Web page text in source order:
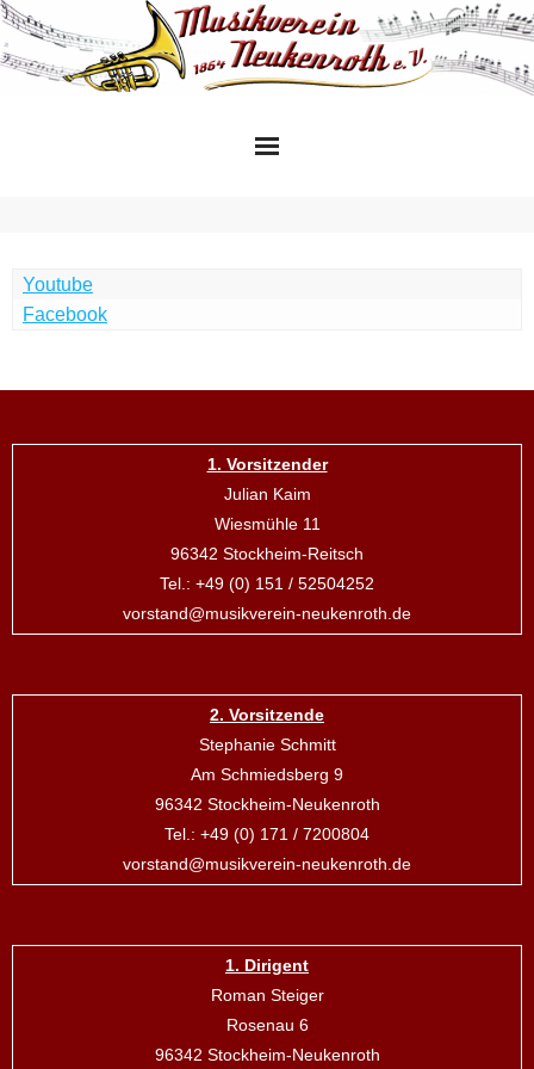
Skip
to
content
Youtube
Facebook
1. Vorsitzender
Julian Kaim
Wiesmühle 11
96342 Stockheim-Reitsch
Tel.: +49 (0) 151 / 52504252
vorstand@musikverein-neukenroth.de
2. Vorsitzende
Stephanie Schmitt
Am Schmiedsberg 9
96342 Stockheim-Neukenroth
Tel.: +49 (0) 171 / 7200804
vorstand@musikverein-neukenroth.de
1. Dirigent
Roman Steiger
Rosenau 6
96342 Stockheim-Neukenroth